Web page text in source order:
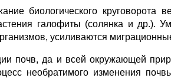
биологического круговорота
галофиты (солянка и др.).
усиливаются
почв, да и всей окружающей
необратимого изменения